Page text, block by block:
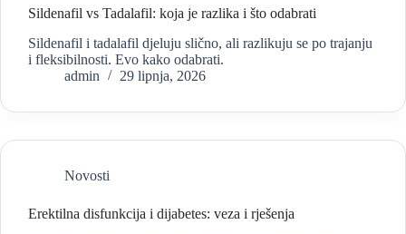
Sildenafil vs Tadalafil: koja je razlika i što odabrati
Sildenafil i tadalafil djeluju slično, ali razlikuju se po trajanju
i fleksibilnosti. Evo kako odabrati.
admin
29 lipnja, 2026
Novosti
Erektilna disfunkcija i dijabetes: veza i rješenja